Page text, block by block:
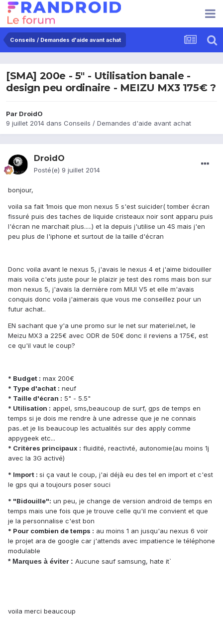
Conseils / Demandes d'aide avant achat
[SMA] 200e - 5" - Utilisation banale -
design peu ordinaire - MEIZU MX3 175€ ?
Par DroidO
9 juillet 2014 dans Conseils / Demandes d'aide avant achat
DroidO
Posté(e) 9 juillet 2014
bonjour,
voila sa fait 1mois que mon nexus 5 s'est suicider( tomber écran
fissuré puis des taches de liquide cristeaux noir sont apparu puis
l'écran ne marchait plus.....) et la depuis j'utilise un 4S mais j'en
peu plus de l'iphone et surtout de la taille d'écran
Donc voila avant le nexus 5, j'avais le nexus 4 et j'aime bidouiller
mais voila c'ets juste pour le plaizir je test des roms mais bon sur
mon nexus 5, j'avais la dernière rom MIUI V5 et elle m'avais
conquis donc voila j'aimerais que vous me conseillez pour un
futur achat..
EN sachant que y'a une promo sur le net sur materiel.net, le
Meizu MX3 a 225€ avec ODR de 50€ donc il reviens a 175€, est
ce qu'il vaut le coup?
* Budget : max 200€
* Type d'achat : neuf
* Taille d'écran : 5" - 5.5"
* Utilisation : appel, sms,beaucoup de surf, gps de temps en
temps si je dois me rendre à une adresse que je ne connais
pas..et je lis beaucoup les actualités sur des apply comme
appygeek etc...
* Critères principaux : fluidité, reactivté, autonomie(au moins 1j
avec la 3G activé)
* Import : si ça vaut le coup, j'ai déjà eu des tel en import et c'est
le gps qui a toujours poser souci
* "Bidouille": un peu, je change de version android de temps en
temps mais une fois que je trouve celle qu'il me convient et que
je la personnalise c'est bon
* Pour combien de temps : au moins 1 an jusqu'au nexus 6 voir
le projet ara de google car j'attends avec impatience le téléphone
modulable
* Marques à éviter : Aucune sauf samsung, hate it`
voila merci beaucoup